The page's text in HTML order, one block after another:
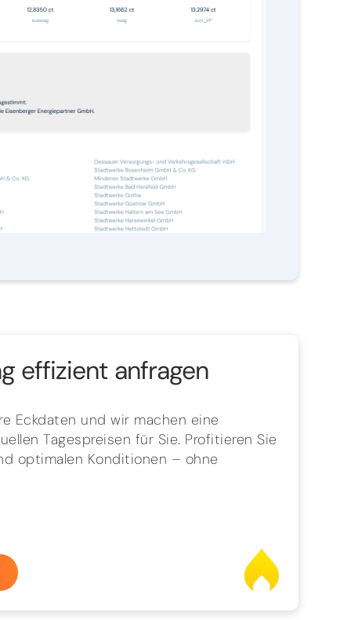
effizient anfragen
Eckdaten und wir machen eine
Tagespreisen für Sie. Profitieren Sie
optimalen Konditionen – ohne